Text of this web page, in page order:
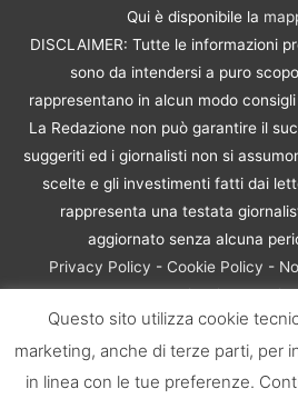
Qui è disponibile la
DISCLAIMER: Tutte le informazioni
sono da intendersi a puro
rappresentano in alcun modo
La Redazione non può garantire il
suggeriti ed i giornalisti non si
scelte e gli investimenti fatti dai
rappresenta una testata
aggiornato senza alcuna
Privacy Policy - Cookie Policy -
Rischio
BancheItalia.it Copyright © 2021.
P.IVA 10673901004 | Contenuti di
non sono riproducibili, neanche
Questo sito utilizza cookie
marketing, anche di terze parti, per
in linea con le tue preferenze.